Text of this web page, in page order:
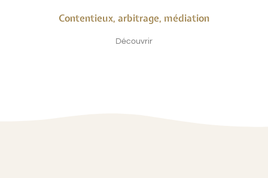
Contentieux, arbitrage, médiation
Découvrir